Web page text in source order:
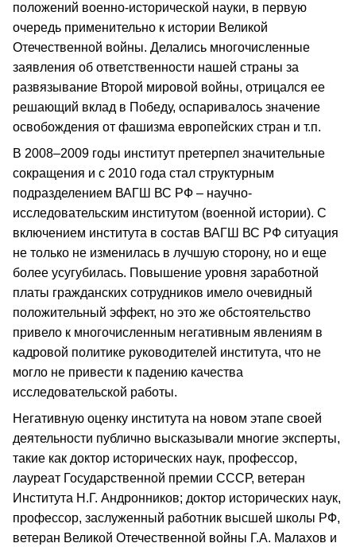
положений военно-исторической науки, в первую
очередь применительно к истории Великой
Отечественной войны. Делались многочисленные
заявления об ответственности нашей страны за
развязывание Второй мировой войны, отрицался ее
решающий вклад в Победу, оспаривалось значение
освобождения от фашизма европейских стран и т.п.
В 2008–2009 годы институт претерпел значительные
сокращения и с 2010 года стал структурным
подразделением ВАГШ ВС РФ – научно-
исследовательским институтом (военной истории). С
включением института в состав ВАГШ ВС РФ ситуация
не только не изменилась в лучшую сторону, но и еще
более усугубилась. Повышение уровня заработной
платы гражданских сотрудников имело очевидный
положительный эффект, но это же обстоятельство
привело к многочисленным негативным явлениям в
кадровой политике руководителей института, что не
могло не привести к падению качества
исследовательской работы.
Негативную оценку института на новом этапе своей
деятельности публично высказывали многие эксперты,
такие как доктор исторических наук, профессор,
лауреат Государственной премии СССР, ветеран
Института Н.Г. Андронников; доктор исторических наук,
профессор, заслуженный работник высшей школы РФ,
ветеран Великой Отечественной войны Г.А. Малахов и